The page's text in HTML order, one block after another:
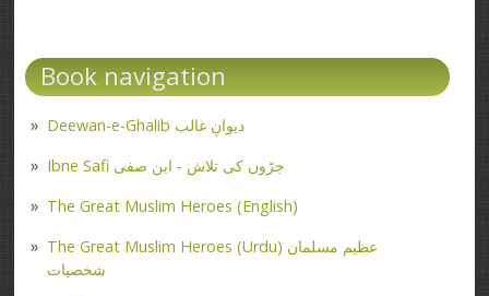
Book navigation
Deewan-e-Ghalib دیوانِ غالب
Ibne Safi جڑوں کی تلاش - ابن صفی
The Great Muslim Heroes (English)
The Great Muslim Heroes (Urdu) عظیم مسلمان
شخصیات